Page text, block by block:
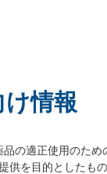
け情報
の適正使用のため
を目的としたも